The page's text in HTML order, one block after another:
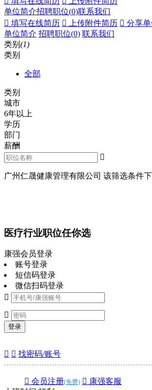
单位简介招聘职位(0)联系我们
 填写在线简历  上传附件简历  分享
单位简介 招聘职位(0) 联系我们
类别 (1)
类别
全部
类别
城市
6年以上
学历
部门
薪酬

广州仁晟健康管理有限公司 该筛选条件
医疗行业职位任你选
康强会员登录
账号登录
短信码登录
微信扫码登录


登录
  找密码/账号
 会员注册(免费)  康强客服